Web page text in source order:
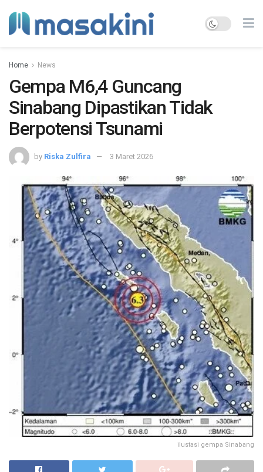
Home News
Gempa M6,4 Guncang
Sinabang Dipastikan Tidak
Berpotensi Tsunami
by Riska Zulfira 3 Maret 2026
ilustasi gempa Sinabang